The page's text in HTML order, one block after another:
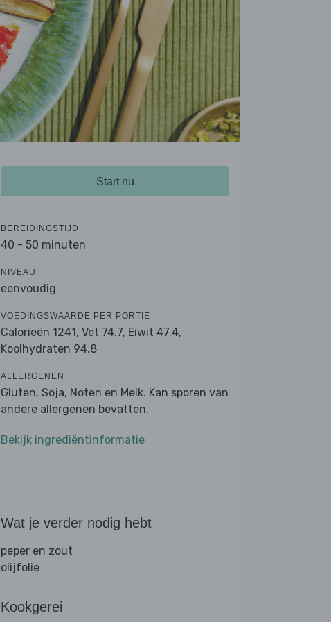
Start nu
BEREIDINGSTIJD
40 - 50 minuten
NIVEAU
eenvoudig
VOEDINGSWAARDE PER PORTIE
Calorieën 1241, Vet 74.7, Eiwit 47.4,
Koolhydraten 94.8
ALLERGENEN
Gluten, Soja, Noten en Melk. Kan sporen van
andere allergenen bevatten.
Bekijk ingrediëntinformatie
Wat je verder nodig hebt
peper en zout
olijfolie
Kookgerei